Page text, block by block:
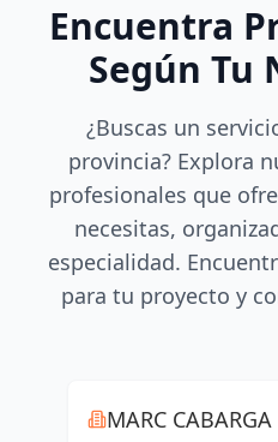
Encuentra
Según Tu
¿Buscas un
provincia? Explora
profesionales que
necesitas,
especialidad.
para tu proyecto y
MARC